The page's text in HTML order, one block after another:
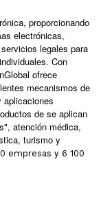
proporcionando
electrónicas,
legales para
Con
ofrece
mecanismos de
aplicaciones
de se aplican
atención médica,
turismo y
empresas y 6 100